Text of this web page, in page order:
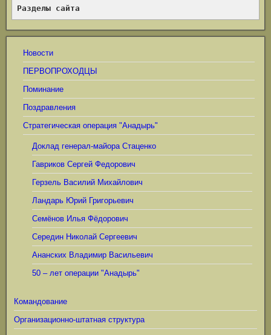
Разделы сайта
Новости
ПЕРВОПРОХОДЦЫ
Поминание
Поздравления
Стратегическая операция "Анадырь"
Доклад генерал-майора Стаценко
Гавриков Сергей Федорович
Герзель Василий Михайлович
Ландарь Юрий Григорьевич
Семёнов Илья Фёдорович
Середин Николай Сергеевич
Ананских Владимир Васильевич
50 – лет операции "Анадырь"
Командование
Организационно-штатная структура